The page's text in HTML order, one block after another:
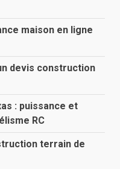
maison en ligne
devis construction
: puissance et
RC
terrain de